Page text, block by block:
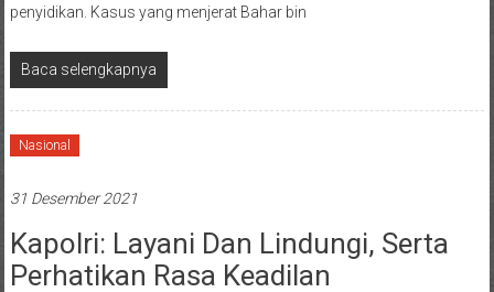
penyidikan. Kasus yang menjerat Bahar bin
Baca selengkapnya
Nasional
31 Desember 2021
Kapolri: Layani Dan Lindungi, Serta
Perhatikan Rasa Keadilan